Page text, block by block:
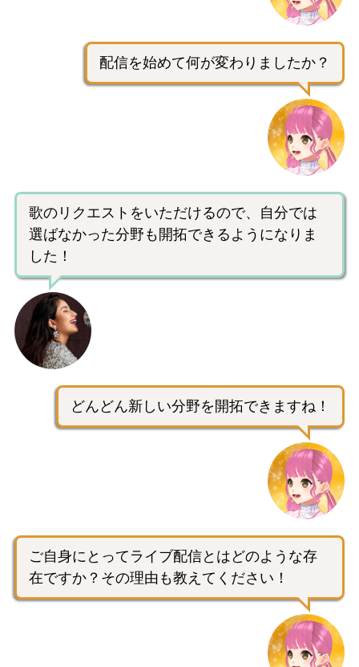
配信を始めて何が変わりましたか？
歌のリクエストをいただけるので、自分では
選ばなかった分野も開拓できるようになりま
した！
どんどん新しい分野を開拓できますね！
ご自身にとってライブ配信とはどのような存
在ですか？その理由も教えてください！